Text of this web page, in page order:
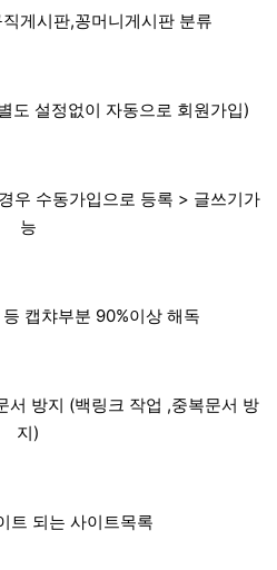
게시판,꽁머니게시판 분류
도 설정없이 자동으로 회원가입)
우 수동가입으로 등록 > 글쓰기가
능
캡챠부분 90%이상 해독
서 방지 (백링크 작업 ,중복문서 방
지)
트 되는 사이트목록